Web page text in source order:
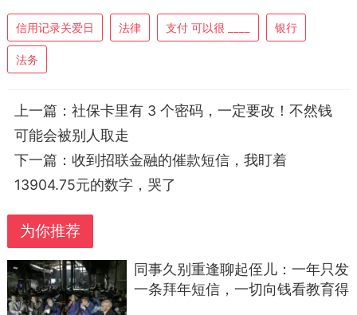
付账户的法定权限。
定，只有人民法院等司法机关，在受理诉讼、作出
裁定或判决后，才能依法采取冻结、划扣等强制措
施。简单说，催收只能通过沟通、协商的方式催
款，所谓“一句话冻结账户”“直接立案抓人”，都是不
符合法律规定的话术。
明确禁止软暴力、虚假恐吓等违规催收方式。但仍
有部分催收利用逾期借款人的恐慌心理，伪造司法
相关通知，达到快速催款的目的。
信用记录关爱日 法律 支付 可以很 ____ 银行
法务
上一篇： 社保卡里有 3 个密码，一定要改！不然钱
可能会被别人取走
下一篇： 收到招联金融的催款短信，我盯着
13904.75元的数字，哭了
为你推荐
同事久别重逢聊起侄儿：一年只发
一条拜年短信，一切向钱看教育得